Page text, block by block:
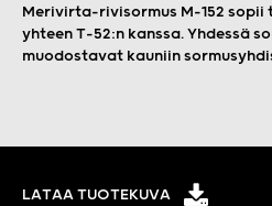
Merivirta-rivisormus M-152 sopii
yhteen T-52:n kanssa. Yhdessä
muodostavat kauniin
LATAA TUOTEKUVA